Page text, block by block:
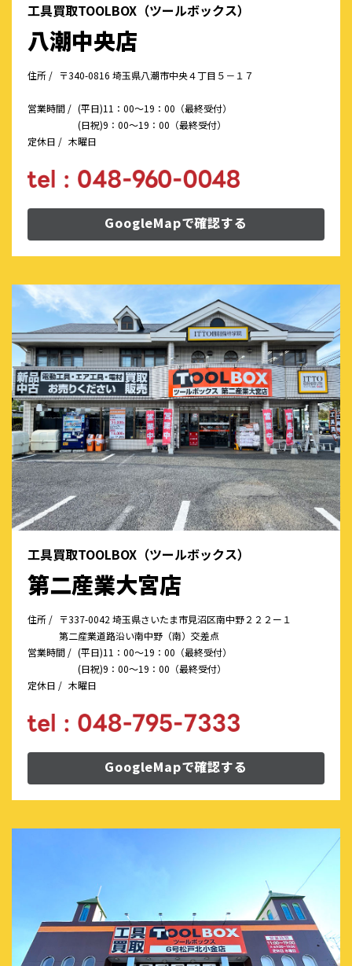
工具買取TOOLBOX（ツールボックス）
八潮中央店
住所 / 〒340-0816 埼玉県八潮市中央４丁目５－１７
営業時間 / (平日)11：00～19：00（最終受付）
(日祝)9：00～19：00（最終受付）
定休日 / 木曜日
GoogleMapで確認する
工具買取TOOLBOX（ツールボックス）
第二産業大宮店
住所 / 〒337-0042 埼玉県さいたま市見沼区南中野２２２ー１
第二産業道路沿い南中野（南）交差点
営業時間 / (平日)11：00～19：00（最終受付）
(日祝)9：00～19：00（最終受付）
定休日 / 木曜日
GoogleMapで確認する